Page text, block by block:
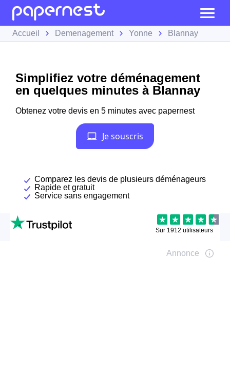
Accueil Demenagement Yonne Blannay